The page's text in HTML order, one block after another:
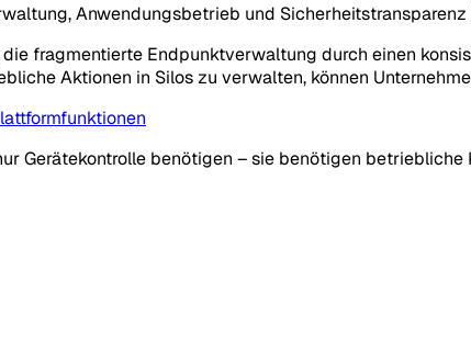
Anwendungsbetrieb und
fragmentierte Endpunktverwaltung durch einen
Aktionen in Silos zu verwalten, können
Gerätekontrolle benötigen – sie benötigen betriebliche